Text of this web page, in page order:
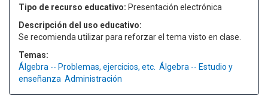
Tipo de recurso educativo: Presentación electrónica
Descripción del uso educativo:
Se recomienda utilizar para reforzar el tema visto en clase.
Temas:
Álgebra -- Problemas, ejercicios, etc. Álgebra -- Estudio y
enseñanza Administración